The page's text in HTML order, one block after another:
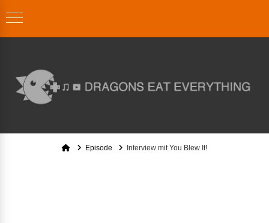
HomeEpisode Interview mit You Blew It!